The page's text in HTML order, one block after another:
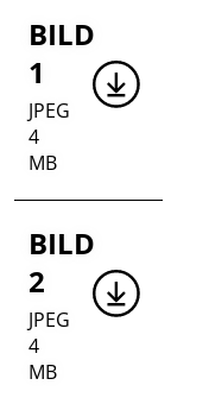
BILD
1
JPEG
4
MB
BILD
2
JPEG
4
MB